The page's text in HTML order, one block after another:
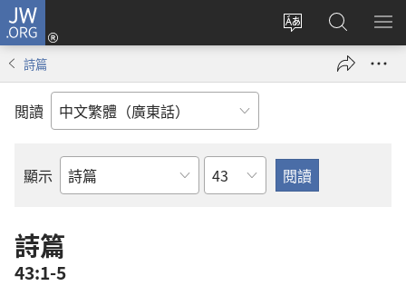
JW.ORG
更
登
錄
（開
搜
尋
JW.ORG
顯
詩篇
閲讀
顯示
聖
經
卷
章
詩篇
43:1-5